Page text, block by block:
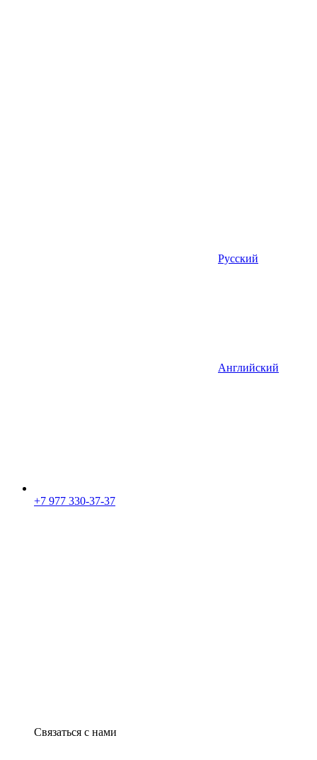
Русский
Английский
+7 977 330-37-37
Связаться с нами